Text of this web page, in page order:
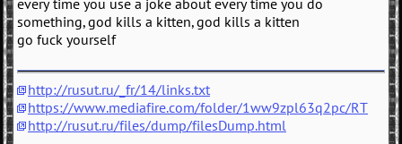
every time you use a joke about every time you do
something, god kills a kitten, god kills a kitten
go fuck yourself
http://rusut.ru/_fr/14/links.txt
https://www.mediafire.com/folder/1ww9zpl63q2pc/RT
http://rusut.ru/files/dump/filesDump.html